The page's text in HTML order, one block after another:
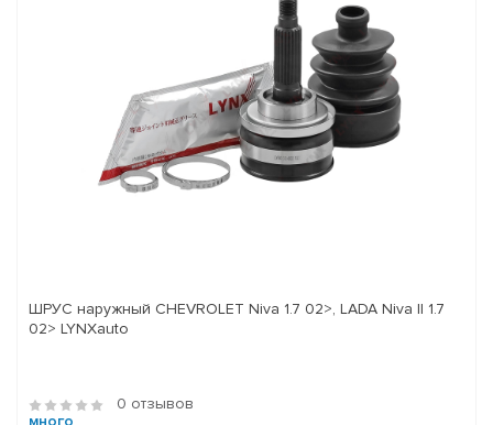
ШРУС наружный CHEVROLET Niva 1.7 02>, LADA Niva II 1.7
02> LYNXauto
0 отзывов